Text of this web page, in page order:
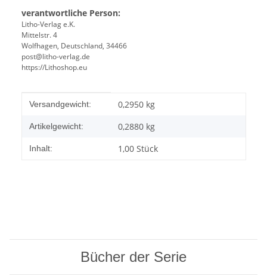
verantwortliche Person:
Litho-Verlag e.K.
Mittelstr. 4
Wolfhagen, Deutschland, 34466
post@litho-verlag.de
https://Lithoshop.eu
Produkteigenschaft
Wert
Versandgewicht: 0,2950 kg
Artikelgewicht: 0,2880 kg
Inhalt: 1,00 Stück
Bücher der Serie